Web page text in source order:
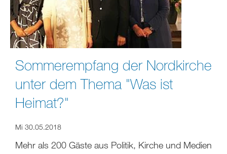
Sommerempfang der Nordkirche
unter dem Thema "Was ist
Heimat?"
Mi 30.05.2018
Mehr als 200 Gäste aus Politik, Kirche und Medien